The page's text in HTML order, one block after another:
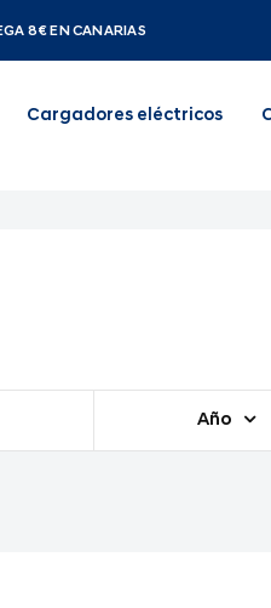
8€ EN CANARIAS
Cargadores eléctricos
Año